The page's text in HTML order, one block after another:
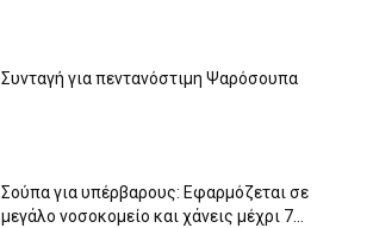
Συνταγή για πεντανόστιμη Ψαρόσουπα
Σούπα για υπέρβαρους: Εφαρμόζεται σε
μεγάλο νοσοκομείο και χάνεις μέχρι 7...